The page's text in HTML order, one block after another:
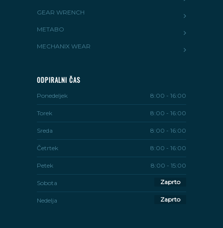
GEAR WRENCH
METABO
MECHANIX WEAR
ODPIRALNI ČAS
Ponedeljek 8:00 - 16:00
Torek 8:00 - 16:00
Sreda 8:00 - 16:00
Četrtek 8:00 - 16:00
Petek 8:00 - 15:00
Sobota Zaprto
Nedelja Zaprto